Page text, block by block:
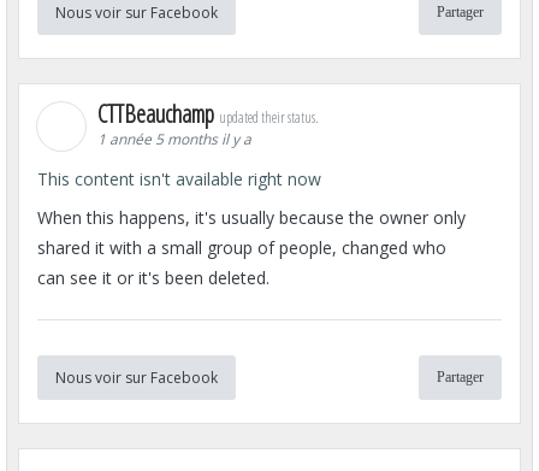
Nous voir sur Facebook Partager
CTTBeauchamp updated their status.
1 année 5 months il y a
This content isn't available right now
When this happens, it's usually because the owner only
shared it with a small group of people, changed who
can see it or it's been deleted.
Nous voir sur Facebook Partager